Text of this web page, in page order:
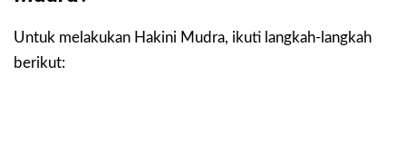
Untuk melakukan Hakini Mudra, ikuti langkah-langkah
berikut: